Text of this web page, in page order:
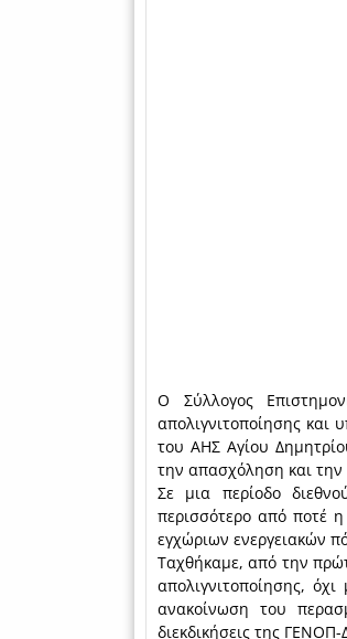
Ο Σύλλογος
απολιγνιτοποίησης και
του ΑΗΣ Αγίου
την απασχόληση και την
Σε μια περίοδο
περισσότερο από ποτέ
εγχώριων ενεργειακών
Ταχθήκαμε, από την
απολιγνιτοποίησης,
ανακοίνωση του
διεκδικήσεις της